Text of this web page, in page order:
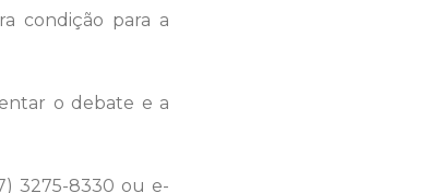
condição para a
o debate e a
3275-8330 ou e-